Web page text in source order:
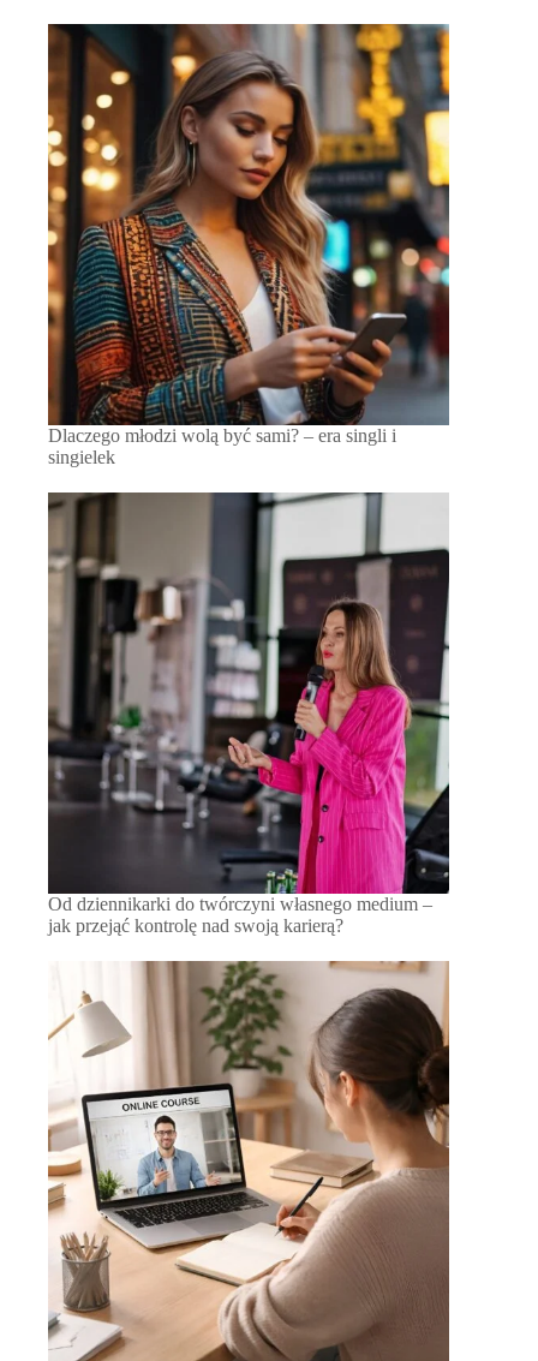
Dlaczego młodzi wolą być sami? – era singli i
singielek
Od dziennikarki do twórczyni własnego medium –
jak przejąć kontrolę nad swoją karierą?